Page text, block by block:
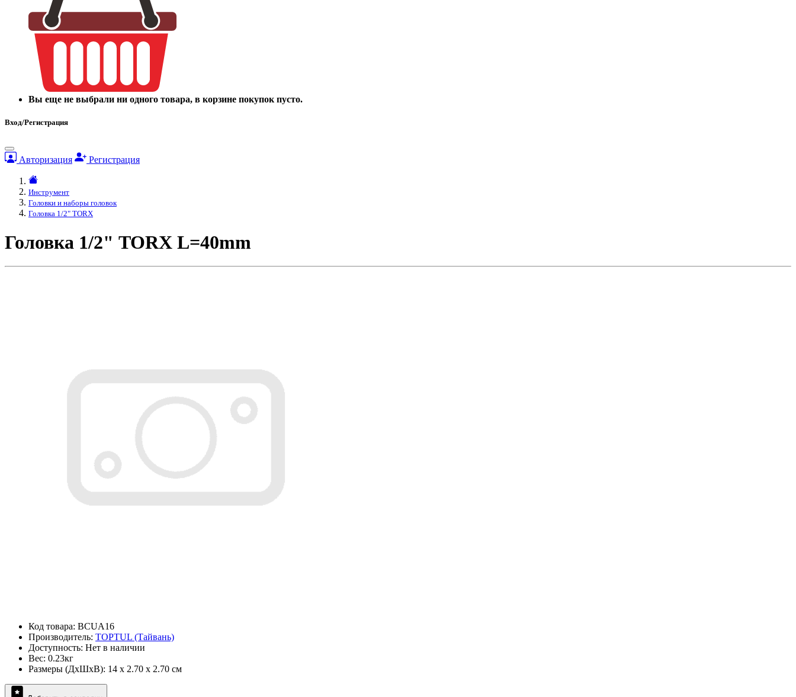
Вы еще не выбрали ни одного товара, в корзине покупок пусто.
Вход/Регистрация
Авторизация Регистрация
Инструмент
Головки и наборы головок
Головка 1/2" TORX
Головка 1/2" TORX L=40mm
Код товара: BCUA16
Производитель: TOPTUL (Тайвань)
Доступность: Нет в наличии
Вес: 0.23кг
Размеры (ДxШxВ): 14 x 2.70 x 2.70 см